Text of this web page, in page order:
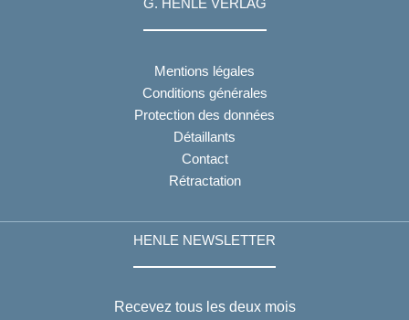
G. HENLE VERLAG
Mentions légales
Conditions générales
Protection des données
Détaillants
Contact
Rétractation
HENLE NEWSLETTER
Recevez tous les deux mois